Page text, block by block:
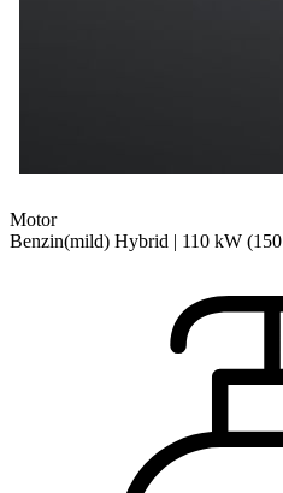
Motor
Benzin(mild) Hybrid | 110 kW